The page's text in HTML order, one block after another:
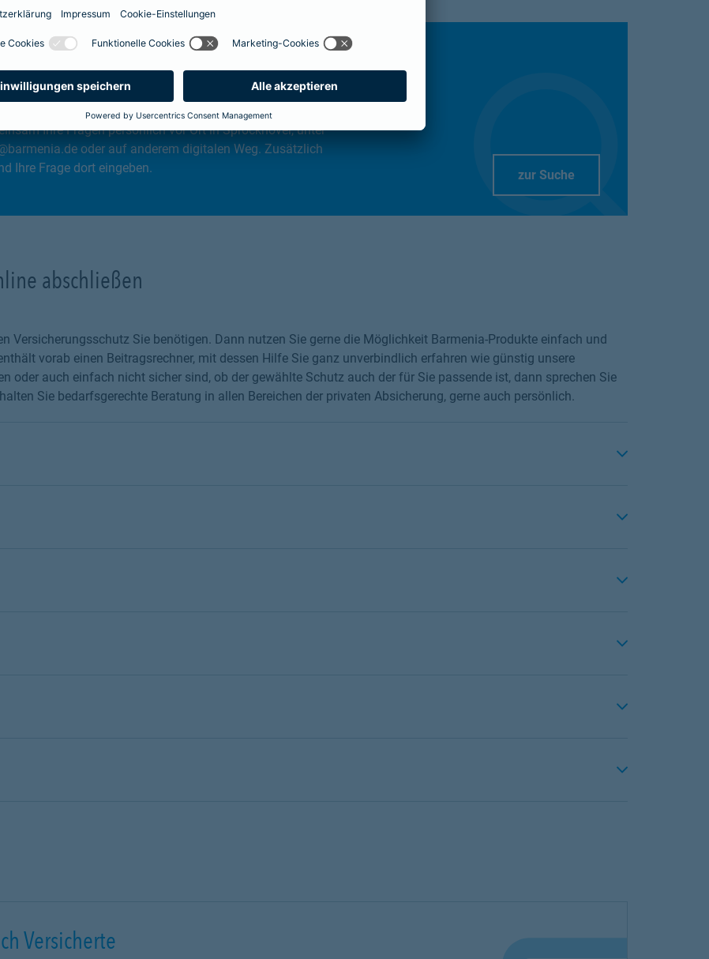
Unternehmen oder allgemeinen Themen rund um unsere
Ihre Fragen persönlich vor Ort in Sprockhövel, unter
oder auf anderem digitalen Weg. Zusätzlich
Ihre Frage dort eingeben.
zur Suche
abschließen
Versicherungsschutz Sie benötigen. Dann nutzen Sie gerne die Möglichkeit Barmenia-Produkte einfach und
vorab einen Beitragsrechner, mit dessen Hilfe Sie ganz unverbindlich erfahren wie günstig unsere
oder auch einfach nicht sicher sind, ob der gewählte Schutz auch der für Sie passende ist, dann sprechen Sie
Sie bedarfsgerechte Beratung in allen Bereichen der privaten Absicherung, gerne auch persönlich.
Versicherte